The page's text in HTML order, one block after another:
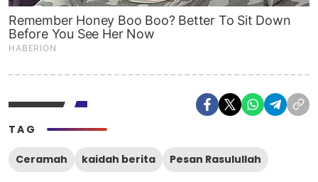
TAG
Ceramah kaidah berita Pesan Rasulullah